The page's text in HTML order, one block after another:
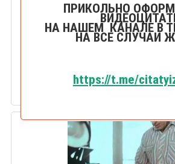
За это дело до
ПРИКОЛЬНО
НА НАШЕМ КАНАЛЕ В
НА ВСЕ СЛУЧАИ
https://t.me/